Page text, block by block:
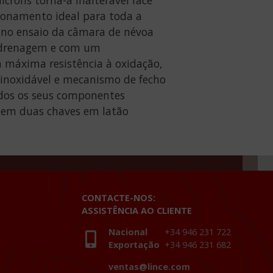
ideal para toda a
ensaio da câmara de névoa
e com um
resistência à oxidação,
e mecanismo de fecho
os seus componentes
duas chaves em latão
CONTACTE-NOS:
ASSISTÊNCIA AO CLIENTE
Nacional +34 946 231 722
Exportação +34 946 231 682
ventas@lince.com